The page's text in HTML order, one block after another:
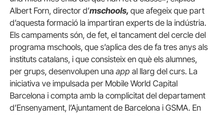
Albert Forn, director d’mschools, que afegeix que part
d’aquesta formació la impartiran experts de la indústria.
Els campaments són, de fet, el tancament del cercle del
programa mschools, que s’aplica des de fa tres anys als
instituts catalans, i que consisteix en què els alumnes,
per grups, desenvolupen una app al llarg del curs. La
iniciativa ve impulsada per Mobile World Capital
Barcelona i compta amb la complicitat del departament
d’Ensenyament, l’Ajuntament de Barcelona i GSMA. En